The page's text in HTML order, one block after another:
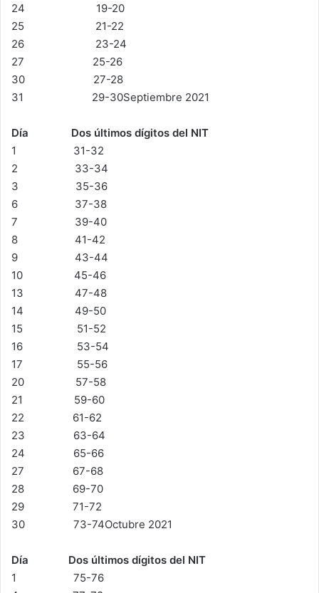
24 19-20
25 21-22
26 23-24
27 25-26
30 27-28
31 29-30Septiembre 2021
Día Dos últimos dígitos del NIT
1 31-32
2 33-34
3 35-36
6 37-38
7 39-40
8 41-42
9 43-44
10 45-46
13 47-48
14 49-50
15 51-52
16 53-54
17 55-56
20 57-58
21 59-60
22 61-62
23 63-64
24 65-66
27 67-68
28 69-70
29 71-72
30 73-74Octubre 2021
Día Dos últimos dígitos del NIT
1 75-76